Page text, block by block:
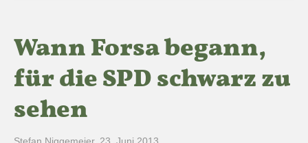
Wann Forsa begann,
für die SPD schwarz zu
sehen